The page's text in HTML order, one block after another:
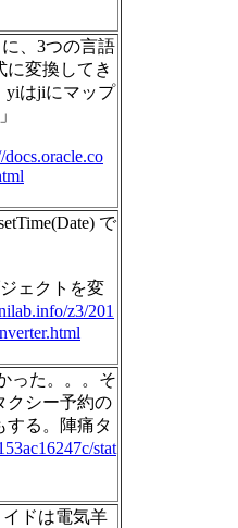
に、3つの言語
に変換してき
yiはjiにマップ
docs.oracle.co
で
ジェクトを変
z3/201
った。。。そ
クシー予約の
する。陣痛タ
stat
ドは電気羊